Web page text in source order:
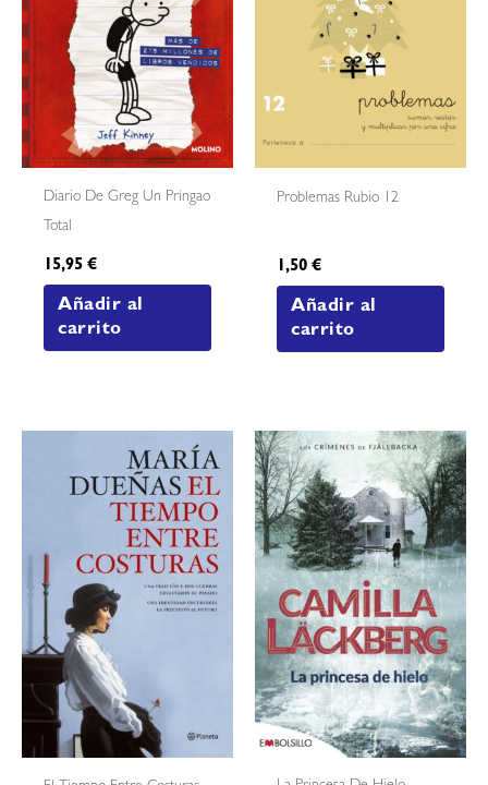
Diario De Greg Un Pringao
Total
15,95€
Añadir al
carrito
Problemas Rubio 12
1,50€
Añadir al
carrito